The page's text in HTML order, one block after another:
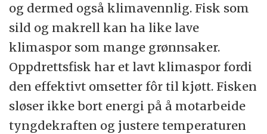
og dermed også klimavennlig. Fisk som
sild og makrell kan ha like lave
klimaspor som mange grønnsaker.
Oppdrettsfisk har et lavt klimaspor fordi
den effektivt omsetter fôr til kjøtt. Fisken
sløser ikke bort energi på å motarbeide
tyngdekraften og justere temperaturen